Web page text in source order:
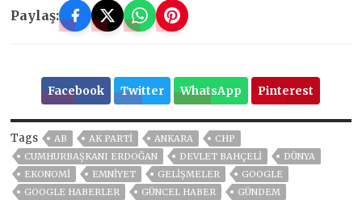
Paylaş:
Facebook Twitter WhatsApp Pinterest
Tags AB AK PARTİ ANKARA
CHP
CUMHURBAŞKANI ERDOĞAN
DEVLET BAHÇELİ
DÜNYA
EKONOMİ
EMNİYET GELIŞMELER
GOOGLE
GOOGLE HABERLER
GÜNCEL HABER
GÜNDEM